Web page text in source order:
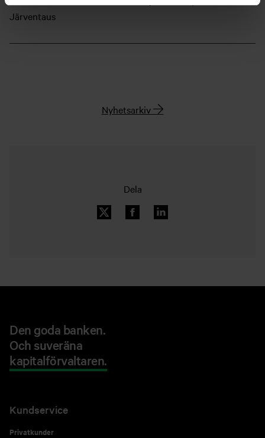
Järventaus
Nyhetsarkiv
Dela
Den goda banken.
Och suveräna
kapitalförvaltaren.
Kundservice
Privatkunder